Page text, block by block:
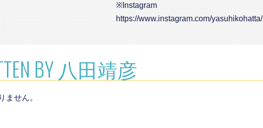
※Instagram
https://www.instagram.com/yasuhikohatta/
BY 八田靖彦
ません。